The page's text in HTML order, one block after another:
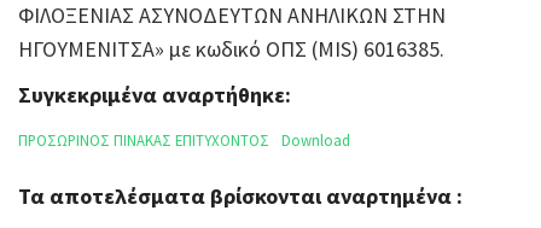
ΦΙΛΟΞΕΝΙΑΣ ΑΣΥΝΟΔΕΥΤΩΝ ΑΝΗΛΙΚΩΝ ΣΤΗΝ
ΗΓΟΥΜΕΝΙΤΣΑ» με κωδικό ΟΠΣ (MIS) 6016385.
Συγκεκριμένα αναρτήθηκε:
ΠΡΟΣΩΡΙΝΟΣ ΠΙΝΑΚΑΣ ΕΠΙΤΥΧΟΝΤΟΣ Download
Τα αποτελέσματα βρίσκονται αναρτημένα :